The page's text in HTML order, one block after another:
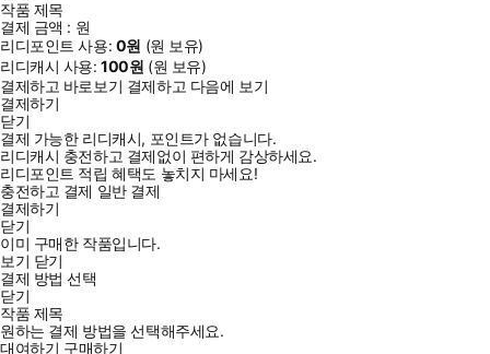
작품 제목
결제 금액 : 원
리디포인트 사용: 0원 (원 보유)
리디캐시 사용:100원 (원 보유)
결제하고 바로보기 결제하고 다음에 보기
결제하기
닫기
결제 가능한 리디캐시, 포인트가 없습니다.
리디캐시 충전하고 결제없이 편하게 감상하세요.
리디포인트 적립 혜택도 놓치지 마세요!
충전하고 결제 일반 결제
결제하기
닫기
이미 구매한 작품입니다.
보기 닫기
결제 방법 선택
닫기
작품 제목
원하는 결제 방법을 선택해주세요.
대여하기 구매하기